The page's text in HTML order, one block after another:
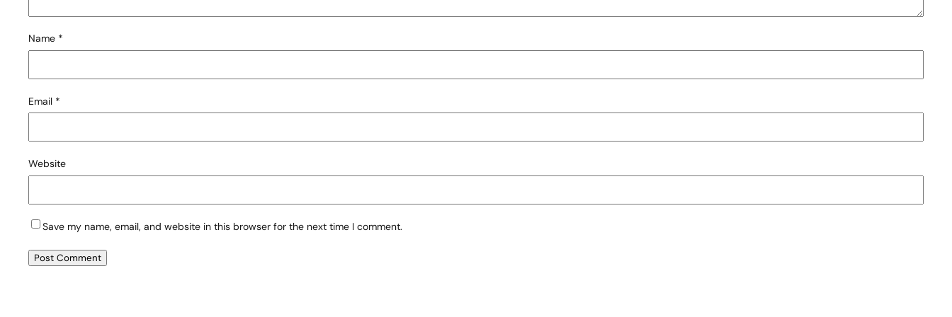
Name *
Email *
Website
Save my name, email, and website in this browser for the next time I comment.